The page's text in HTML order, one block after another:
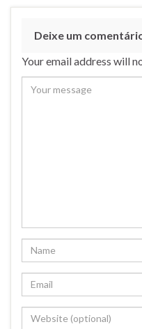
Deixe um
Your email address will